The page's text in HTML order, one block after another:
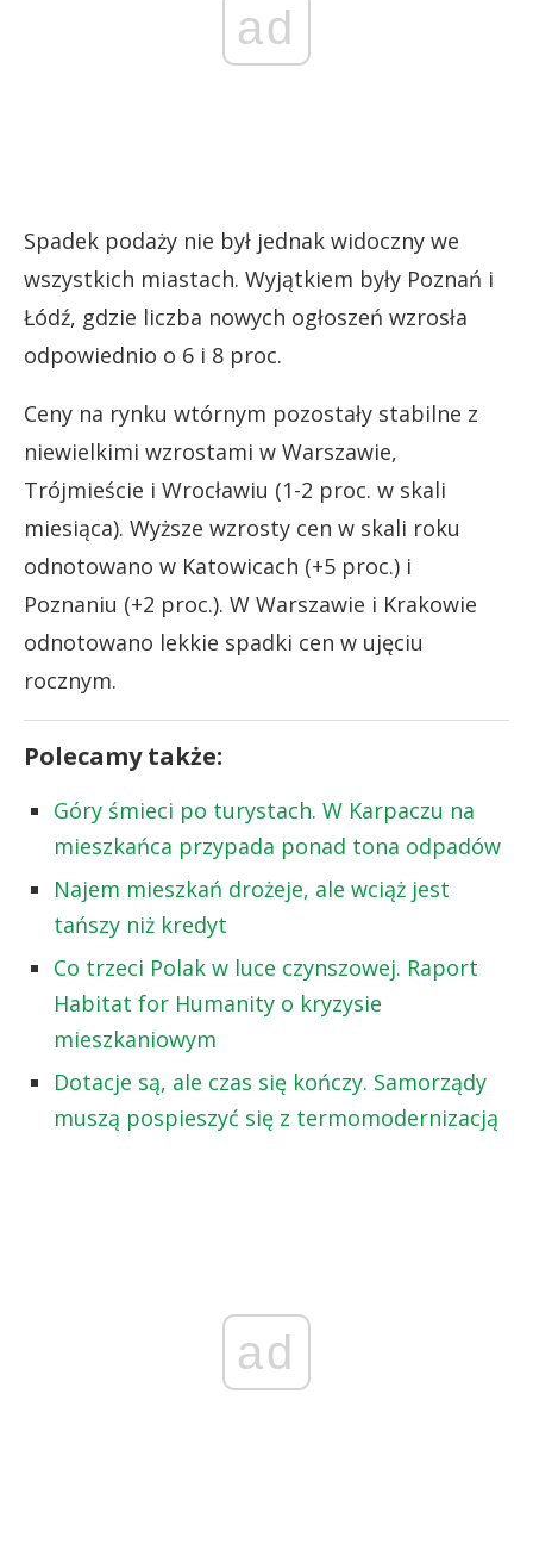
ad
Spadek podaży nie był jednak widoczny we
wszystkich miastach. Wyjątkiem były Poznań i
Łódź, gdzie liczba nowych ogłoszeń wzrosła
odpowiednio o 6 i 8 proc.
Ceny na rynku wtórnym pozostały stabilne z
niewielkimi wzrostami w Warszawie,
Trójmieście i Wrocławiu (1-2 proc. w skali
miesiąca). Wyższe wzrosty cen w skali roku
odnotowano w Katowicach (+5 proc.) i
Poznaniu (+2 proc.). W Warszawie i Krakowie
odnotowano lekkie spadki cen w ujęciu
rocznym.
Polecamy także:
Góry śmieci po turystach. W Karpaczu na
mieszkańca przypada ponad tona odpadów
Najem mieszkań drożeje, ale wciąż jest
tańszy niż kredyt
Co trzeci Polak w luce czynszowej. Raport
Habitat for Humanity o kryzysie
mieszkaniowym
Dotacje są, ale czas się kończy. Samorządy
muszą pospieszyć się z termomodernizacją
ad